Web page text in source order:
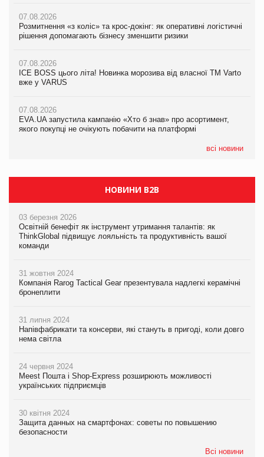
07.08.2026
Розмитнення «з коліс» та крос-докінг: як оперативні логістичні
рішення допомагають бізнесу зменшити ризики
07.08.2026
ICE BOSS цього літа! Новинка морозива від власної ТМ Varto
вже у VARUS
07.08.2026
EVA.UA запустила кампанію «Хто б знав» про асортимент,
якого покупці не очікують побачити на платформі
всі новини
07.08.2026
Kraft Heinz скоротила збиток у першому півріччі
Продажі Hugo Boss впали на 9%
07.08.2026
Kraft Heinz скоротила збиток у першому півріччі
Продажі Hugo Boss впали на 9%
НОВИНИ B2B
03 березня 2026
Освітній бенефіт як інструмент утримання талантів: як
ThinkGlobal підвищує лояльність та продуктивність вашої
команди
31 жовтня 2024
Компанія Rarog Tactical Gear презентувала надлегкі керамічні
бронеплити
31 липня 2024
Напівфабрикати та консерви, які стануть в пригоді, коли довго
нема світла
24 червня 2024
Meest Пошта і Shop-Express розширюють можливості
українських підприємців
30 квітня 2024
Защита данных на смартфонах: советы по повышению
безопасности
Всі новини